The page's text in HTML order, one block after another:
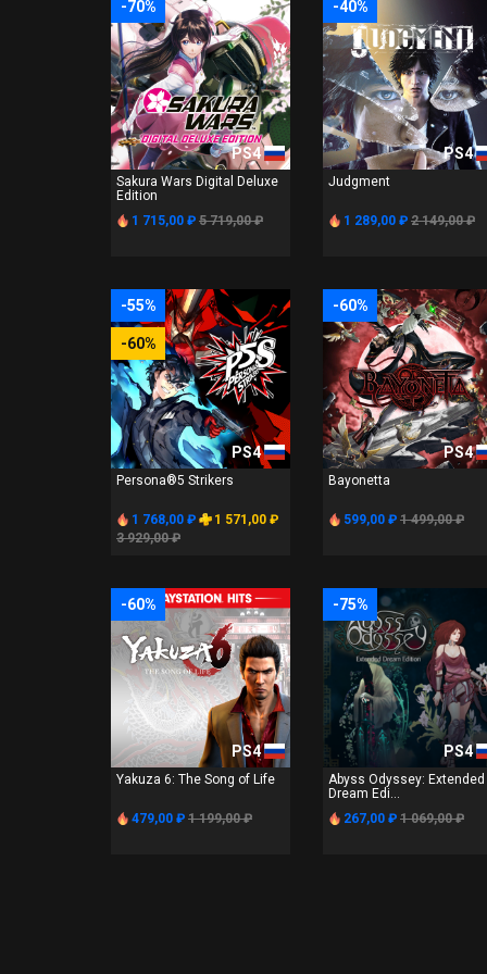
-70%
PS4
Sakura Wars Digital Deluxe
Edition
1 715,00 ₽ 5 719,00 ₽
-40%
PS4
Judgment
1 289,00 ₽ 2 149,00 ₽
-55%
-60%
PS4
Persona®5 Strikers
1 768,00 ₽
1 571,00 ₽
3 929,00 ₽
-60%
PS4
Bayonetta
599,00 ₽ 1 499,00 ₽
-60%
PS4
Yakuza 6: The Song of Life
479,00 ₽ 1 199,00 ₽
-75%
PS4
Abyss Odyssey: Extended
Dream Edi...
267,00 ₽ 1 069,00 ₽